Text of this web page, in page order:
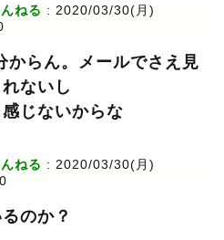
ねる : 2020/03/30(月)
からん。メールでさえ見
ないし
じないからな
ねる : 2020/03/30(月)
のか？